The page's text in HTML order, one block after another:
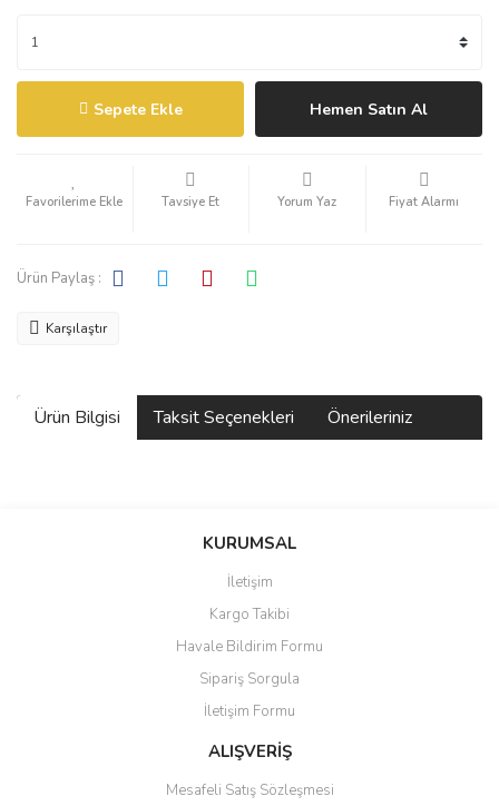
Sepete Ekle Hemen Satın Al
Tavsiye Et Yorum Yaz Fiyat Alarmı
Ürün Paylaş :
Karşılaştır
Ürün Bilgisi Taksit Seçenekleri Önerileriniz
Ürün resmi kalitesiz, bozuk veya görüntülenemiyor.
Ürün açıklamasında eksik bilgiler bulunuyor.
Ürün bilgilerinde hatalar bulunuyor.
Ürün fiyatı diğer sitelerden daha pahalı.
Bu ürüne benzer farklı alternatifler olmalı.
KURUMSAL
İletişim
Kargo Takibi
Havale Bildirim Formu
Sipariş Sorgula
İletişim Formu
ALIŞVERİŞ
Mesafeli Satış Sözleşmesi